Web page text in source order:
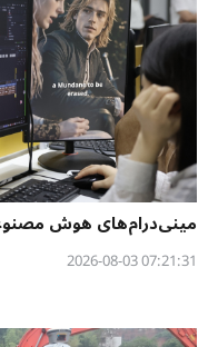
مینی‌درام‌های هوش
07:21:31 2026-08-03